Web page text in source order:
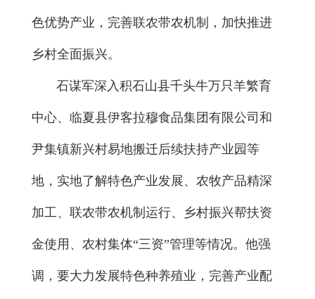
色优势产业，完善联农带农机制，加快推进
乡村全面振兴。
石谋军深入积石山县千头牛万只羊繁育
中心、临夏县伊客拉穆食品集团有限公司和
尹集镇新兴村易地搬迁后续扶持产业园等
地，实地了解特色产业发展、农牧产品精深
加工、联农带农机制运行、乡村振兴帮扶资
金使用、农村集体“三资”管理等情况。他强
调，要大力发展特色种养殖业，完善产业配